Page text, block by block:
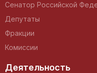
Сенатор Российской
Депутаты
Фракции
Комиссии
Деятельность